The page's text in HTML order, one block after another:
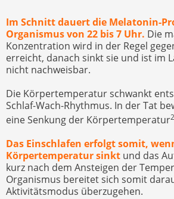
Im Schnitt dauert die Melatonin-
Organismus von 22 bis 7 Uhr. Die
Konzentration wird in der Regel
erreicht, danach sinkt sie und ist im
nicht nachweisbar.
Die Körpertemperatur schwankt
Schlaf-Wach-Rhythmus. In der Tat
eine Senkung der Körpertemperatur2
Das Einschlafen erfolgt somit,
Körpertemperatur sinkt und das
kurz nach dem Ansteigen der
Organismus bereitet sich somit
Aktivitätsmodus überzugehen.